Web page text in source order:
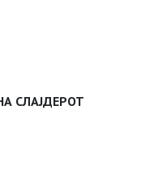
СЛАЈДЕРОТ